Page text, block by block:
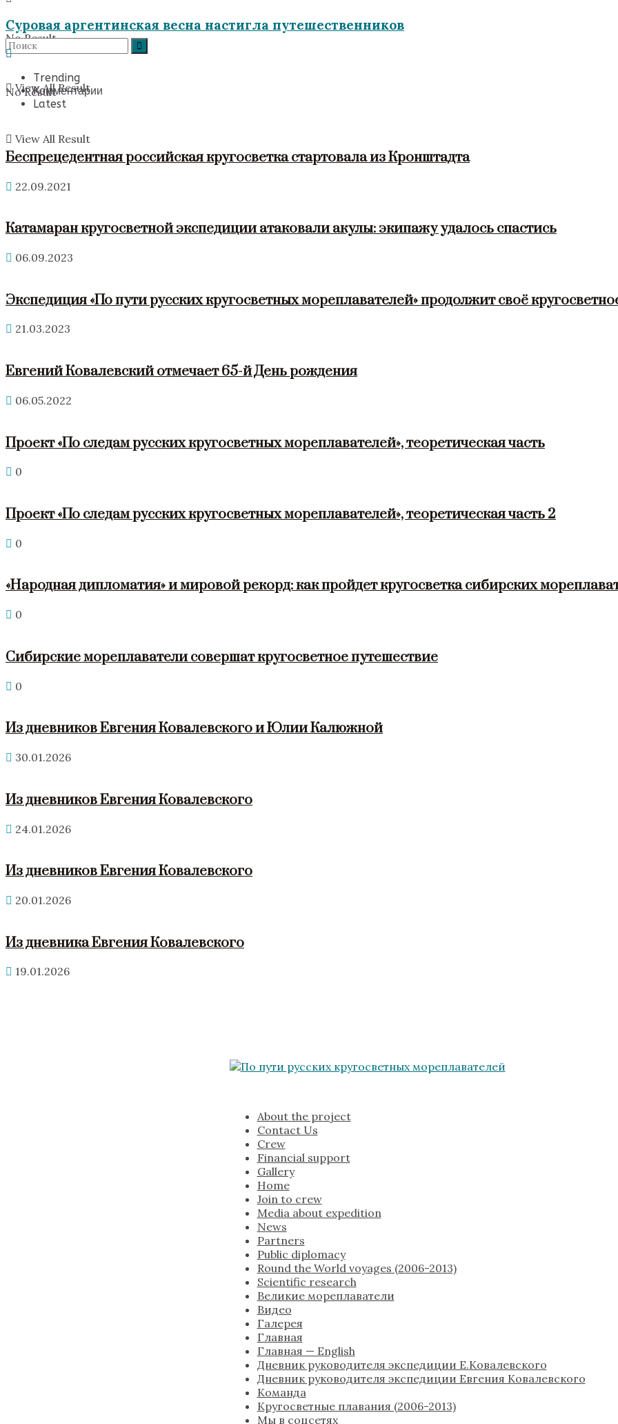
No Result
View All Result
No Result
View All Result
Суровая аргентинская весна настигла путешественников
Trending
Комментарии
Latest
Беспрецедентная российская кругосветка стартовала из Кронштадта
22.09.2021
Катамаран кругосветной экспедиции атаковали акулы: экипажу удалось спастись
06.09.2023
Экспедиция «По пути русских кругосветных мореплавателей» продолжит своё
21.03.2023
Евгений Ковалевский отмечает 65-й День рождения
06.05.2022
Проект «По следам русских кругосветных мореплавателей», теоретическая часть
0
Проект «По следам русских кругосветных мореплавателей», теоретическая часть 2
0
«Народная дипломатия» и мировой рекорд: как пройдет кругосветка сибирских
0
Сибирские мореплаватели совершат кругосветное путешествие
0
Из дневников Евгения Ковалевского и Юлии Калюжной
30.01.2026
Из дневников Евгения Ковалевского
24.01.2026
Из дневников Евгения Ковалевского
20.01.2026
Из дневника Евгения Ковалевского
19.01.2026
About the project
Contact Us
Crew
Financial support
Gallery
Home
Join to crew
Media about expedition
News
Partners
Public diplomacy
Round the World voyages (2006-2013)
Scientific research
Великие мореплаватели
Видео
Галерея
Главная
Главная — English
Дневник руководителя экспедиции Е.Ковалевского
Дневник руководителя экспедиции Евгения Ковалевского
Команда
Кругосветные плавания (2006-2013)
Мы в соцсетях